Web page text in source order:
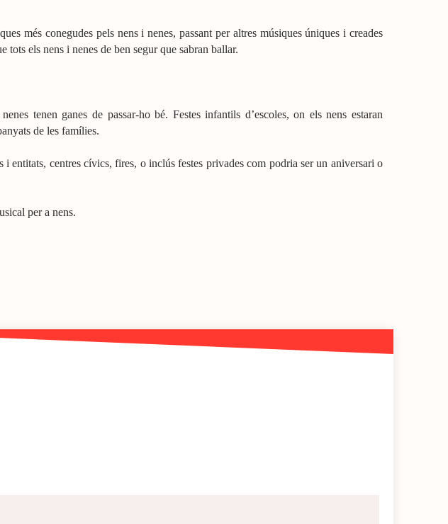
més conegudes pels nens i nenes, passant per altres músiques úniques i creades
tots els nens i nenes de ben segur que sabran ballar.
tenen ganes de passar-ho bé. Festes infantils d’escoles, on els nens estaran
de les famílies.
entitats, centres cívics, fires, o inclús festes privades com podria ser un aniversari o
per a nens.